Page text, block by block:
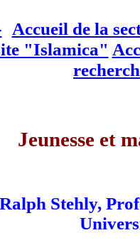
Accueil de la
"Islamica"
Jeunesse et
Stehly,